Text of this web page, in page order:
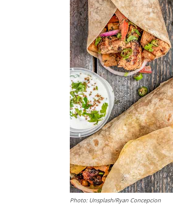
Photo: Unsplash/Ryan Concepcion